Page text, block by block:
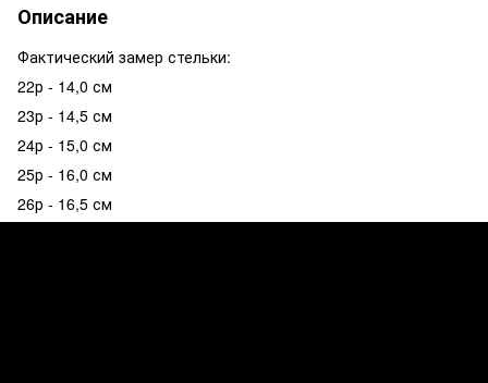
Описание
Фактический замер стельки:
22р - 14,0 см
23р - 14,5 см
24р - 15,0 см
25р - 16,0 см
26р - 16,5 см